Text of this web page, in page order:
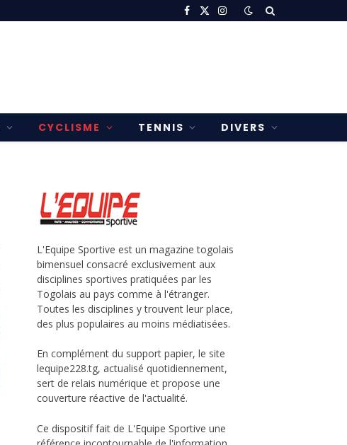
Facebook
X
Instagram
CYCLISME TENNIS DIVERS
L'Equipe Sportive est un magazine togolais
bimensuel consacré exclusivement aux
disciplines sportives pratiquées par les
Togolais au pays comme à l'étranger.
Toutes les disciplines y trouvent leur place,
des plus populaires au moins médiatisées.
En complément du support papier, le site
lequipe228.tg, actualisé quotidiennement,
sert de relais numérique et propose une
couverture réactive de l'actualité.
Ce dispositif fait de L'Equipe Sportive une